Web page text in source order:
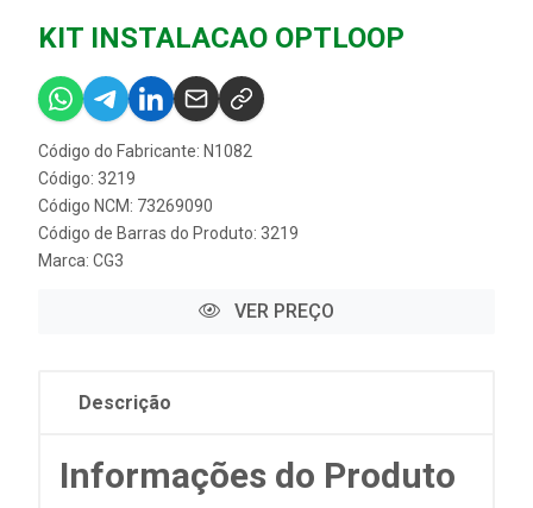
KIT INSTALACAO OPTLOOP
Código do Fabricante: N1082
Código: 3219
Código NCM: 73269090
Código de Barras do Produto: 3219
Marca: CG3
VER PREÇO
Descrição
Informações do Produto